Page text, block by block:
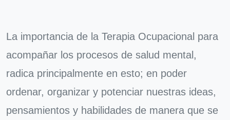
La importancia de la Terapia Ocupacional para
acompañar los procesos de salud mental,
radica principalmente en esto; en poder
ordenar, organizar y potenciar nuestras ideas,
pensamientos y habilidades de manera que se